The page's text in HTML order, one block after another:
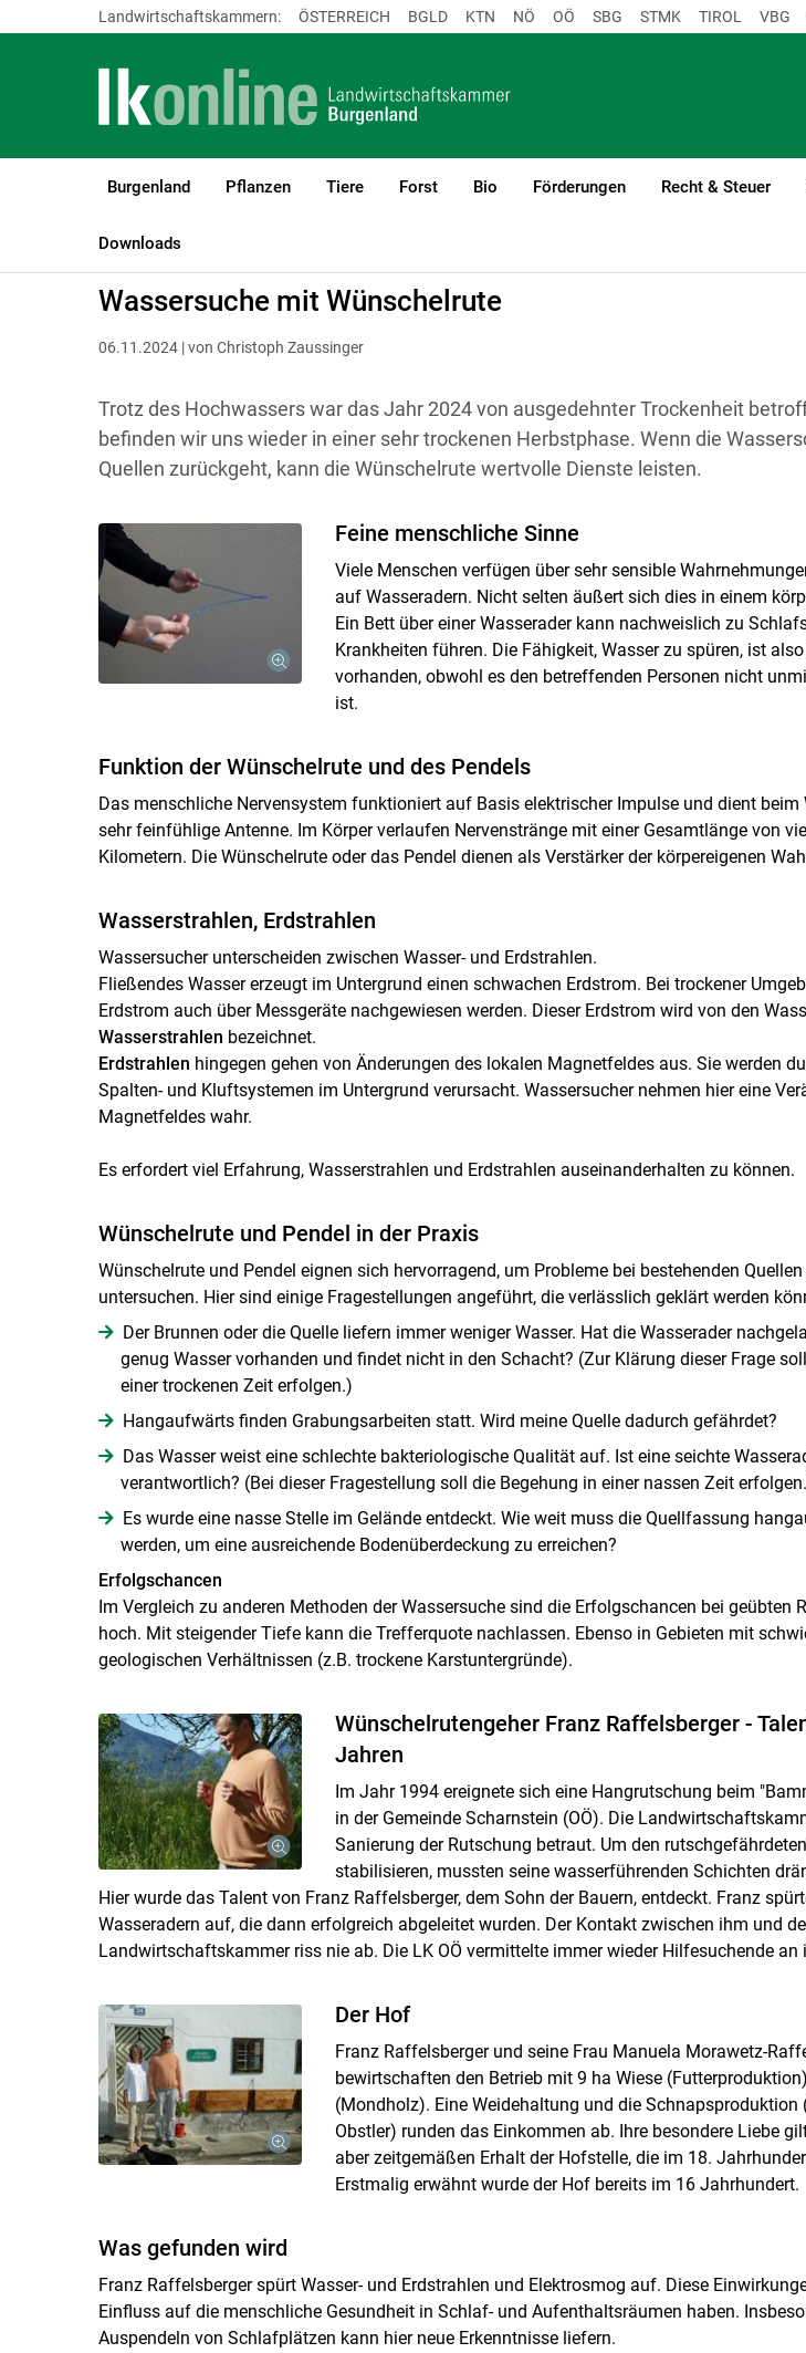
Landwirtschaftskammern: ÖSTERREICH BGLD KTN NÖ OÖ SBG STMK TIROL VBG
Burgenland Pflanzen Tiere Forst Bio Förderungen Recht & Steuer
Downloads
LK Burgenland
Wassersuche mit Wünschelrute
06.11.2024 | von Christoph Zaussinger
Trotz des Hochwassers war das Jahr 2024 von ausgedehnter Trockenheit
befinden wir uns wieder in einer sehr trockenen Herbstphase. Wenn die
Quellen zurückgeht, kann die Wünschelrute wertvolle Dienste leisten.
Feine menschliche Sinne
Viele Menschen verfügen über sehr sensible
auf Wasseradern. Nicht selten äußert sich dies in einem
Ein Bett über einer Wasserader kann nachweislich zu
Krankheiten führen. Die Fähigkeit, Wasser zu spüren, ist
vorhanden, obwohl es den betreffenden Personen nicht
ist.
Funktion der Wünschelrute und des Pendels
Das menschliche Nervensystem funktioniert auf Basis elektrischer Impulse und dient beim
sehr feinfühlige Antenne. Im Körper verlaufen Nervenstränge mit einer Gesamtlänge von
Kilometern. Die Wünschelrute oder das Pendel dienen als Verstärker der körpereigenen
Wasserstrahlen, Erdstrahlen
Wassersucher unterscheiden zwischen Wasser- und Erdstrahlen.
Fließendes Wasser erzeugt im Untergrund einen schwachen Erdstrom. Bei trockener
Erdstrom auch über Messgeräte nachgewiesen werden. Dieser Erdstrom wird von den
Wasserstrahlen bezeichnet.
Erdstrahlen hingegen gehen von Änderungen des lokalen Magnetfeldes aus. Sie werden
Spalten- und Kluftsystemen im Untergrund verursacht. Wassersucher nehmen hier eine
Magnetfeldes wahr.
Es erfordert viel Erfahrung, Wasserstrahlen und Erdstrahlen auseinanderhalten zu können.
Wünschelrute und Pendel in der Praxis
Wünschelrute und Pendel eignen sich hervorragend, um Probleme bei bestehenden
untersuchen. Hier sind einige Fragestellungen angeführt, die verlässlich geklärt werden
Der Brunnen oder die Quelle liefern immer weniger Wasser. Hat die Wasserader
genug Wasser vorhanden und findet nicht in den Schacht? (Zur Klärung dieser Frage
einer trockenen Zeit erfolgen.)
Hangaufwärts finden Grabungsarbeiten statt. Wird meine Quelle dadurch gefährdet?
Das Wasser weist eine schlechte bakteriologische Qualität auf. Ist eine seichte
verantwortlich? (Bei dieser Fragestellung soll die Begehung in einer nassen Zeit
Es wurde eine nasse Stelle im Gelände entdeckt. Wie weit muss die Quellfassung
werden, um eine ausreichende Bodenüberdeckung zu erreichen?
Erfolgschancen
Im Vergleich zu anderen Methoden der Wassersuche sind die Erfolgschancen bei geübten
hoch. Mit steigender Tiefe kann die Trefferquote nachlassen. Ebenso in Gebieten mit
geologischen Verhältnissen (z.B. trockene Karstuntergründe).
Wünschelrutengeher Franz Raffelsberger -
Jahren
Im Jahr 1994 ereignete sich eine Hangrutschung beim
in der Gemeinde Scharnstein (OÖ). Die
Sanierung der Rutschung betraut. Um den
stabilisieren, mussten seine wasserführenden Schichten
Hier wurde das Talent von Franz Raffelsberger, dem Sohn der Bauern, entdeckt. Franz
Wasseradern auf, die dann erfolgreich abgeleitet wurden. Der Kontakt zwischen ihm und
Landwirtschaftskammer riss nie ab. Die LK OÖ vermittelte immer wieder Hilfesuchende an
Der Hof
Franz Raffelsberger und seine Frau Manuela Morawetz-
bewirtschaften den Betrieb mit 9 ha Wiese
(Mondholz). Eine Weidehaltung und die Schnapsproduktion
Obstler) runden das Einkommen ab. Ihre besondere Liebe
aber zeitgemäßen Erhalt der Hofstelle, die im 18.
Erstmalig erwähnt wurde der Hof bereits im 16 Jahrhundert.
Was gefunden wird
Franz Raffelsberger spürt Wasser- und Erdstrahlen und Elektrosmog auf. Diese
Einfluss auf die menschliche Gesundheit in Schlaf- und Aufenthaltsräumen haben.
Auspendeln von Schlafplätzen kann hier neue Erkenntnisse liefern.